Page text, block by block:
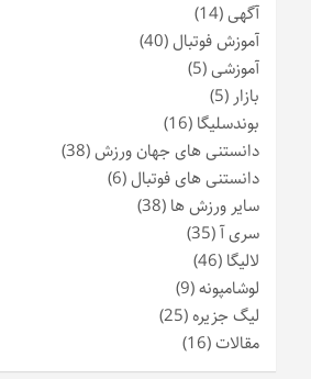
آگهی(14)
آموزش فوتبال(40)
آموزشی(5)
بازار (5)
بوندسلیگا (16)
دانستنی های جهان ورزش(38)
دانستنی های فوتبال(6)
سایر ورزش ها (38)
سری آ(35)
لالیگا (46)
لوشامپونه(9)
لیگ جزیره(25)
مقالات(16)